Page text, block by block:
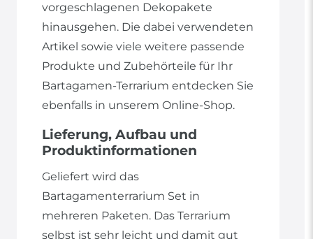
vorgeschlagenen Dekopakete
hinausgehen. Die dabei verwendeten
Artikel sowie viele weitere passende
Produkte und Zubehörteile für Ihr
Bartagamen-Terrarium entdecken Sie
ebenfalls in unserem Online-Shop.
Lieferung, Aufbau und
Produktinformationen
Geliefert wird das
Bartagamenterrarium Set in
mehreren Paketen. Das Terrarium
selbst ist sehr leicht und damit gut